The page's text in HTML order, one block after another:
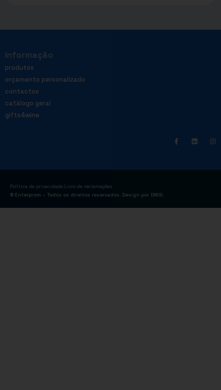
Informação
produtos
orçamento personalizado
contactos
catálogo geral
gifts4wine
Política de privacidade Livro de reclamações
© Enterprom – Todos os direitos reservados. Design por DWSI.